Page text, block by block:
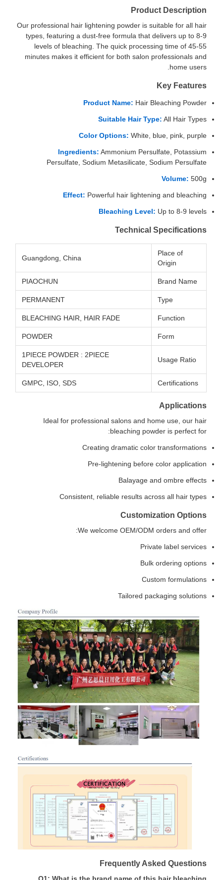
Product Description
Our professional hair lightening powder is suitable for all hair
types, featuring a dust-free formula that delivers up to 8-9
levels of bleaching. The quick processing time of 45-55
minutes makes it efficient for both salon professionals and
home users.
Key Features
Product Name:Hair Bleaching Powder
Suitable Hair Type:All Hair Types
Color Options:White, blue, pink, purple
Ingredients:Ammonium Persulfate, Potassium
Persulfate, Sodium Metasilicate, Sodium Persulfate
Volume:500g
Effect:Powerful hair lightening and bleaching
Bleaching Level:Up to 8-9 levels
Technical Specifications
Place of
Origin
Guangdong, China
Brand Name
PIAOCHUN
Type
PERMANENT
Function
BLEACHING HAIR, HAIR FADE
Form
POWDER
Usage Ratio
1PIECE POWDER : 2PIECE
DEVELOPER
Certifications
GMPC, ISO, SDS
Applications
Ideal for professional salons and home use, our hair
bleaching powder is perfect for:
Creating dramatic color transformations
Pre-lightening before color application
Balayage and ombre effects
Consistent, reliable results across all hair types
Customization Options
We welcome OEM/ODM orders and offer:
Private label services
Bulk ordering options
Custom formulations
Tailored packaging solutions
Frequently Asked Questions
Q1: What is the brand name of this hair bleaching